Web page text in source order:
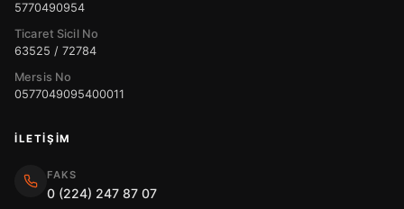
5770490954
Ticaret Sicil No
63525 / 72784
Mersis No
0577049095400011
İLETIŞIM
FAKS
0 (224) 247 87 07